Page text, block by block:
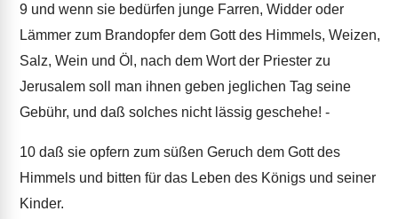
9 und wenn sie bedürfen junge Farren, Widder oder
Lämmer zum Brandopfer dem Gott des Himmels, Weizen,
Salz, Wein und Öl, nach dem Wort der Priester zu
Jerusalem soll man ihnen geben jeglichen Tag seine
Gebühr, und daß solches nicht lässig geschehe! -
10 daß sie opfern zum süßen Geruch dem Gott des
Himmels und bitten für das Leben des Königs und seiner
Kinder.